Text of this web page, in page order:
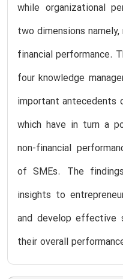
while organizational
two dimensions
financial performance.
four knowledge
important antecedents
which have in turn a
non-financial
of SMEs. The
insights to
and develop effective
their overall